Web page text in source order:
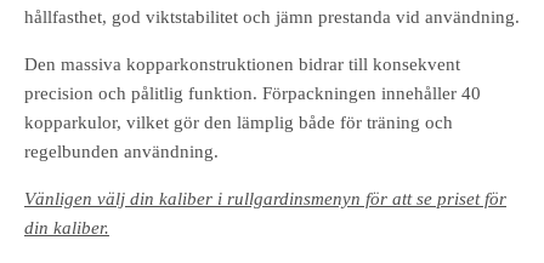
hållfasthet, god viktstabilitet och jämn prestanda vid användning.
Den massiva kopparkonstruktionen bidrar till konsekvent
precision och pålitlig funktion. Förpackningen innehåller 40
kopparkulor, vilket gör den lämplig både för träning och
regelbunden användning.
Vänligen välj din kaliber i rullgardinsmenyn för att se priset för
din kaliber.